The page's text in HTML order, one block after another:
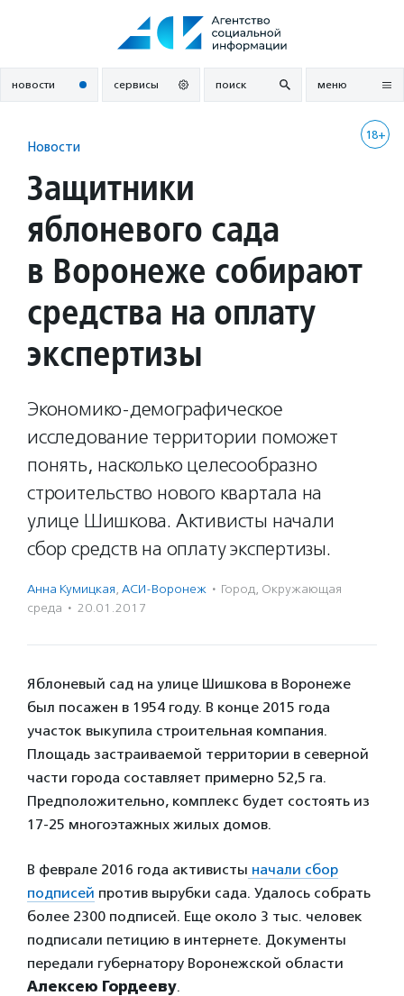
новости сервисы поиск меню
18+
Новости
Защитники
яблоневого сада
в Воронеже собирают
средства на оплату
экспертизы
Экономико-демографическое
исследование территории поможет
понять, насколько целесообразно
строительство нового квартала на
улице Шишкова. Активисты начали
сбор средств на оплату экспертизы.
Анна Кумицкая, АСИ-Воронеж · Город, Окружающая
среда · 20.01.2017
Яблоневый сад на улице Шишкова в Воронеже
был посажен в 1954 году. В конце 2015 года
участок выкупила строительная компания.
Площадь застраиваемой территории в северной
части города составляет примерно 52,5 га.
Предположительно, комплекс будет состоять из
17-25 многоэтажных жилых домов.
В феврале 2016 года активисты начали сбор
подписей против вырубки сада. Удалось собрать
более 2300 подписей. Еще около 3 тыс. человек
подписали петицию в интернете. Документы
передали губернатору Воронежской области
Алексею Гордееву.